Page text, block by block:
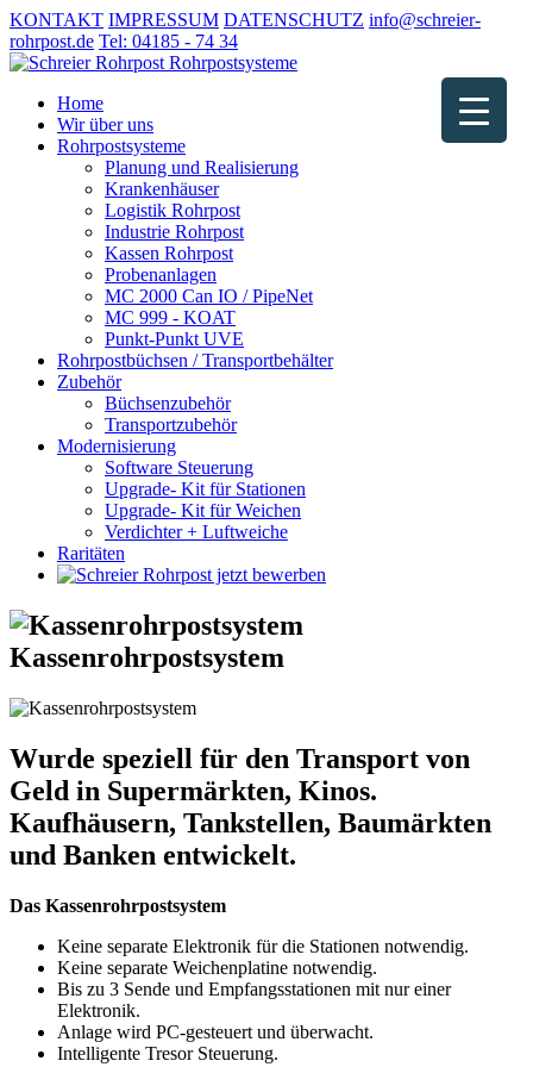
KONTAKT IMPRESSUM DATENSCHUTZ info@schreier-
rohrpost.de Tel: 04185 - 74 34
Home
Wir über uns
Rohrpostsysteme
Planung und Realisierung
Krankenhäuser
Logistik Rohrpost
Industrie Rohrpost
Kassen Rohrpost
Probenanlagen
MC 2000 Can IO / PipeNet
MC 999 - KOAT
Punkt-Punkt UVE
Rohrpostbüchsen / Transportbehälter
Zubehör
Büchsenzubehör
Transportzubehör
Modernisierung
Software Steuerung
Upgrade- Kit für Stationen
Upgrade- Kit für Weichen
Verdichter + Luftweiche
Raritäten
Kassenrohrpostsystem
Wurde speziell für den Transport von
Geld in Supermärkten, Kinos.
Kaufhäusern, Tankstellen, Baumärkten
und Banken entwickelt.
Das Kassenrohrpostsystem
Keine separate Elektronik für die Stationen notwendig.
Keine separate Weichenplatine notwendig.
Bis zu 3 Sende und Empfangsstationen mit nur einer
Elektronik.
Anlage wird PC-gesteuert und überwacht.
Intelligente Tresor Steuerung.